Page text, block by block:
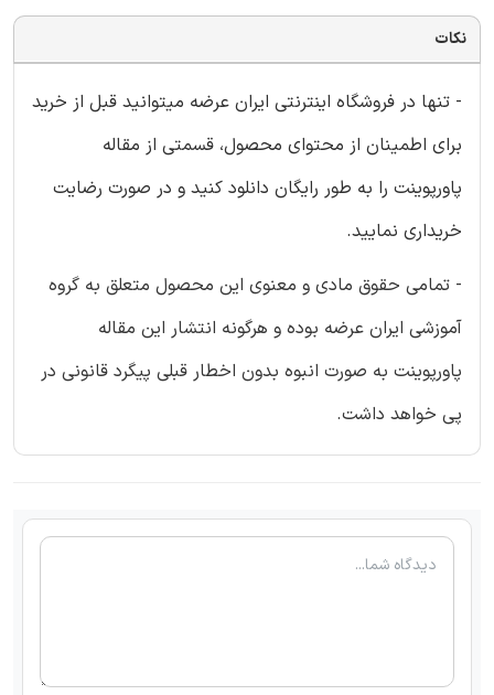
نکات
- تنها در فروشگاه اینترنتی ایران عرضه میتوانید قبل از خرید
برای اطمینان از محتوای محصول، قسمتی از مقاله
پاورپوینت را به طور رایگان دانلود کنید و در صورت رضایت
خریداری نمایید.
- تمامی حقوق مادی و معنوی این محصول متعلق به گروه
آموزشی ایران عرضه بوده و هرگونه انتشار این مقاله
پاورپوینت به صورت انبوه بدون اخطار قبلی پیگرد قانونی در
پی خواهد داشت.